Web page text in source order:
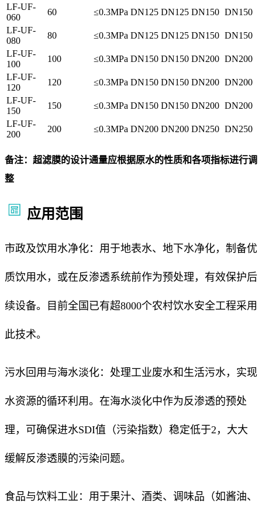
LF-UF-
060
60 ≤0.3MPa DN125 DN125 DN150 DN150
LF-UF-
080
80 ≤0.3MPa DN125 DN125 DN150 DN150
LF-UF-
100
100 ≤0.3MPa DN150 DN150 DN200 DN200
LF-UF-
120
120 ≤0.3MPa DN150 DN150 DN200 DN200
LF-UF-
150
150 ≤0.3MPa DN150 DN150 DN200 DN200
LF-UF-
200
200 ≤0.3MPa DN200 DN200 DN250 DN250
备注：超滤膜的设计通量应根据原水的性质和各项指标进行调
整
应用范围
市政及饮用水净化：用于地表水、地下水净化，制备优
质饮用水，或在反渗透系统前作为预处理，有效保护后
续设备。目前全国已有超8000个农村饮水安全工程采用
此技术。
污水回用与海水淡化：处理工业废水和生活污水，实现
水资源的循环利用。在海水淡化中作为反渗透的预处
理，可确保进水SDI值（污染指数）稳定低于2，大大
缓解反渗透膜的污染问题。
食品与饮料工业：用于果汁、酒类、调味品（如酱油、